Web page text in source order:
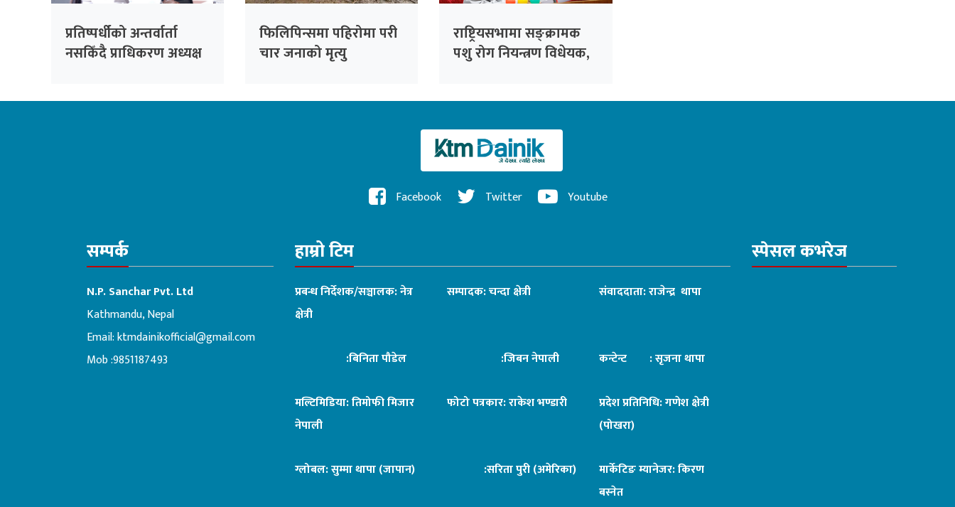
प्रतिष्पर्धीको अन्तर्वार्ता
नसकिँदै प्राधिकरण अध्यक्ष
फिलिपिन्समा पहिरोमा परी
चार जनाको मृत्यु
राष्ट्रियसभामा सङ्क्रामक
पशु रोग नियन्त्रण विधेयक,
Facebook Twitter Youtube
सम्पर्क
N.P. Sanchar Pvt. Ltd
Kathmandu, Nepal
Email:ktmdainikofficial@gmail.com
Mob :9851187493
हाम्रो टिम
प्रबन्ध निर्देशक/सञ्चालक: नेत्र
क्षेत्री
सम्पादक: चन्दा क्षेत्री संवाददाता: राजेन्द्र थापा
:बिनिता पौडेल :जिबन नेपाली कन्टेन्ट : सृजना थापा
मल्टिमिडिया: तिमोफी मिजार
नेपाली
फोटो पत्रकार: राकेश भण्डारी
प्रदेश प्रतिनिधि: गणेश क्षेत्री
(पोखरा)
ग्लोबल: सुम्मा थापा (जापान) :सरिता पुरी (अमेरिका)
मार्केटिङ म्यानेजर: किरण
बस्नेत
स्पेसल कभरेज